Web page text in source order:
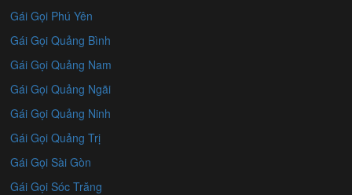
Gái Gọi Phú Yên
Gái Gọi Quảng Bình
Gái Gọi Quảng Nam
Gái Gọi Quảng Ngãi
Gái Gọi Quảng Ninh
Gái Gọi Quảng Trị
Gái Gọi Sài Gòn
Gái Gọi Sóc Trăng